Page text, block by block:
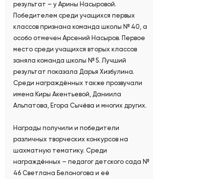
результат – у Арины Насыровой.
Победителем среди учащихся первых
классов признана команда школы № 40, а
особо отмечен Арсений Насыров. Первое
место среди учащихся вторых классов
заняла команда школы № 5. Лучший
результат показала Дарья Хизбулина.
Среди награждённых также прозвучали
имена Киры Акентьевой, Даниила
Альпатова, Егора Сычёва и многих других.
Награды получили и победители
различных творческих конкурсов на
шахматную тематику. Среди
награждённых – педагог детского сада №
46 Светлана Белоногова и её